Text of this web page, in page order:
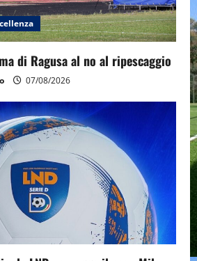
di Ragusa al no al ripescaggio
07/08/2026